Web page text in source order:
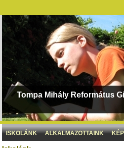
Tompa Mihály Református
ISKOLÁNK ALKALMAZOTTAINK